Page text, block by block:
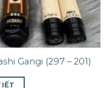
Gangi (297 – 201)